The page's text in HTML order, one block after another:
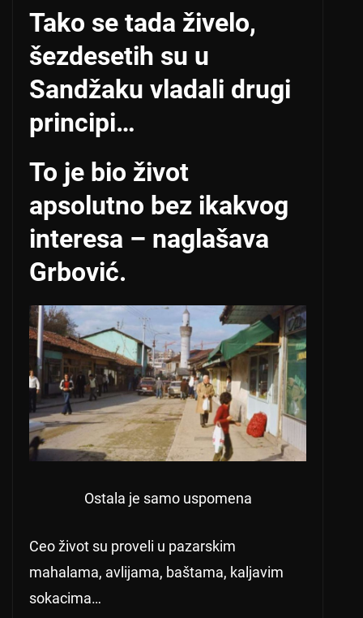
Tako se tada živelo,
šezdesetih su u
Sandžaku vladali drugi
principi…
To je bio život
apsolutno bez ikakvog
interesa – naglašava
Grbović.
Ostala je samo uspomena
Ceo život su proveli u pazarskim
mahalama, avlijama, baštama, kaljavim
sokacima…